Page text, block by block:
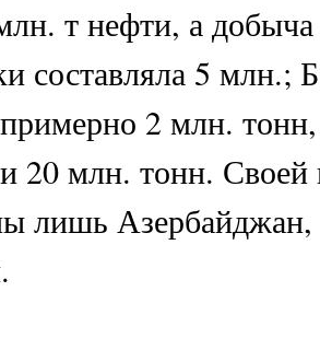
т нефти, а
составляла 5 млн.;
2 млн.
20 млн. тонн.
лишь